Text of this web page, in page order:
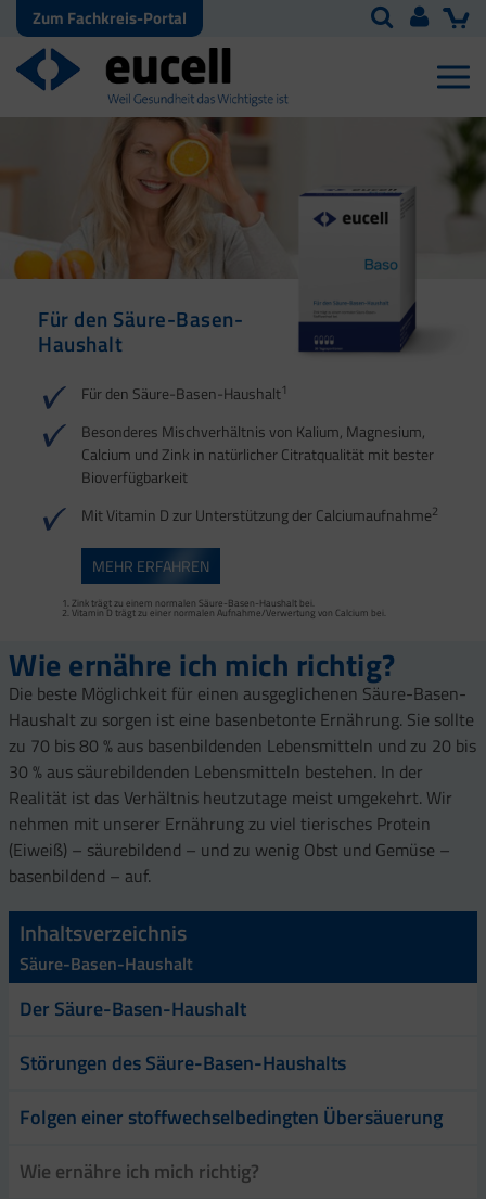
Zum Fachkreis-Portal
Für den Säure-Basen-
Haushalt
Für den Säure-Basen-Haushalt1
Besonderes Mischverhältnis von Kalium, Magnesium,
Calcium und Zink in natürlicher Citratqualität mit bester
Bioverfügbarkeit
Mit Vitamin D zur Unterstützung der Calciumaufnahme2
MEHR ERFAHREN
Zink trägt zu einem normalen Säure-Basen-Haushalt bei.
Vitamin D trägt zu einer normalen Aufnahme/Verwertung von Calcium bei.
Wie ernähre ich mich richtig?
Die beste Möglichkeit für einen ausgeglichenen Säure-Basen-
Haushalt zu sorgen ist eine basenbetonte Ernährung. Sie sollte
zu 70 bis 80 % aus basenbildenden Lebensmitteln und zu 20 bis
30 % aus säurebildenden Lebensmitteln bestehen. In der
Realität ist das Verhältnis heutzutage meist umgekehrt. Wir
nehmen mit unserer Ernährung zu viel tierisches Protein
(Eiweiß) – säurebildend – und zu wenig Obst und Gemüse –
basenbildend – auf.
Inhaltsverzeichnis
Säure-Basen-Haushalt
Der Säure-Basen-Haushalt
Störungen des Säure-Basen-Haushalts
Folgen einer stoffwechselbedingten Übersäuerung
Wie ernähre ich mich richtig?